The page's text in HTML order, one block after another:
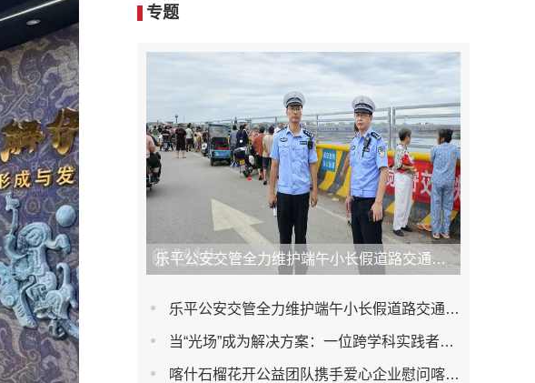
专题
乐平公安交管全力维护端午小长假道路交通安全
乐平公安交管全力维护端午小长假道路交通安全
当“光场”成为解决方案：一位跨学科实践者重写的视觉健康底层逻辑
喀什石榴花开公益团队携手爱心企业慰问喀什地区体育运动学校篮球队运动健儿